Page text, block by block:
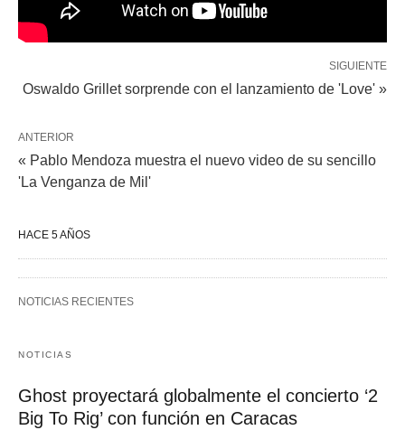
SIGUIENTE
Oswaldo Grillet sorprende con el lanzamiento de 'Love' »
ANTERIOR
« Pablo Mendoza muestra el nuevo video de su sencillo
'La Venganza de Mil'
HACE 5 AÑOS
NOTICIAS RECIENTES
NOTICIAS
Ghost proyectará globalmente el concierto ‘2
Big To Rig’ con función en Caracas